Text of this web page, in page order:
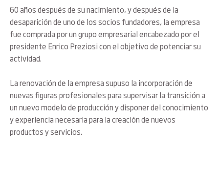
60 años después de su nacimiento, y después de la
desaparición de uno de los socios fundadores, la empresa
fue comprada por un grupo empresarial encabezado por el
presidente Enrico Preziosi con el objetivo de potenciar su
actividad.
La renovación de la empresa supuso la incorporación de
nuevas figuras profesionales para supervisar la transición a
un nuevo modelo de producción y disponer del conocimiento
y experiencia necesaria para la creación de nuevos
productos y servicios.